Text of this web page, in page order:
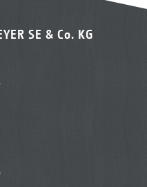
SE & Co. KG